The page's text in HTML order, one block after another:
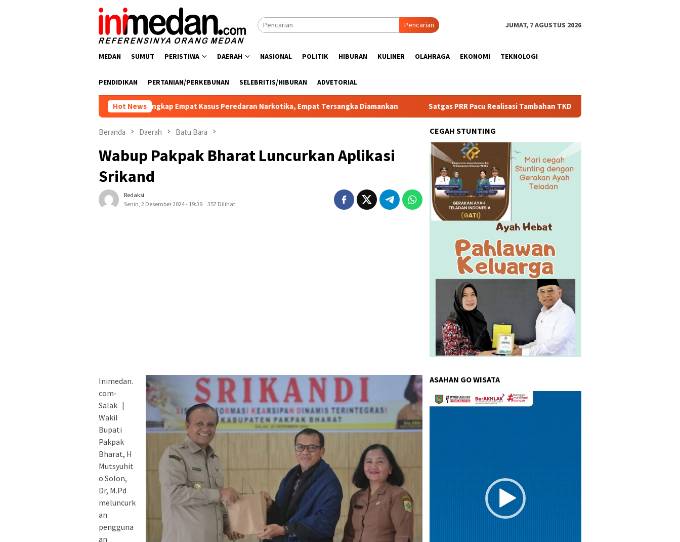
Pencarian JUMAT, 7 AGUSTUS 2026
MEDAN SUMUT PERISTIWA DAERAH NASIONAL POLITIK HIBURAN KULINER OLAHRAGA EKONOMI TEKNOLOGI
PENDIDIKAN PERTANIAN/PERKEBUNAN SELEBRITIS/HIBURAN ADVETORIAL
Hot News
Polres Batu Bara Ungkap Empat Kasus Peredaran Narkotika, Empat Tersangka Diamankan Satgas PRR Pacu Realisasi Tambahan TKD Aceh Rp1,65 Triliun, Pastikan Transparan dan
Beranda Daerah Batu Bara
Wabup Pakpak Bharat Luncurkan Aplikasi
Srikand
Redaksi
Senin, 2 Desember 2024 - 19:39
357 Dilihat
Inimedan.
com-
Salak |
Wakil
Bupati
Pakpak
Bharat, H
Mutsyuhit
o Solon,
Dr, M.Pd
meluncurk
an
pengguna
an
CEGAH STUNTING
ASAHAN GO WISATA
Pemutar
Video